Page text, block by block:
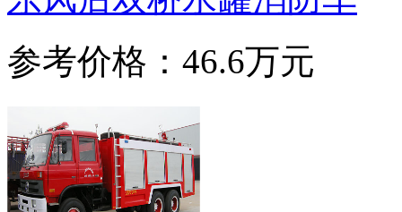
参考价格：46.6万元